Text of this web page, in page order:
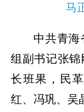
马
中共青海
组副书记张
长班果，民
红、冯巩、吴